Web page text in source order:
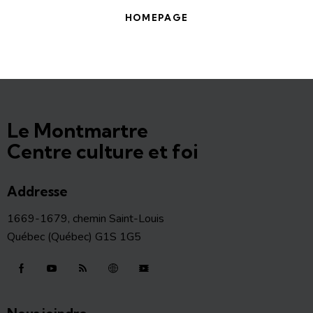
HOMEPAGE
Le Montmartre
Centre culture et foi
Addresse
1669-1679, chemin Saint-Louis
Québec (Québec) G1S 1G5